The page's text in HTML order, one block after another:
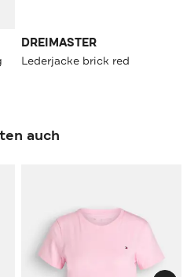
DREIMASTER
Lederjacke brick red
auch